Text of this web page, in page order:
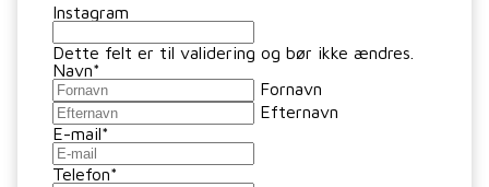
Instagram
Dette felt er til validering og bør ikke ændres.
Navn*
Fornavn
Efternavn
E-mail*
Telefon*